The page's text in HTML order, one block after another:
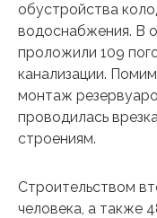
обустройства
водоснабжения. В
проложили 109
канализации.
монтаж
проводилась
строениям.
Строительством
человека, а также